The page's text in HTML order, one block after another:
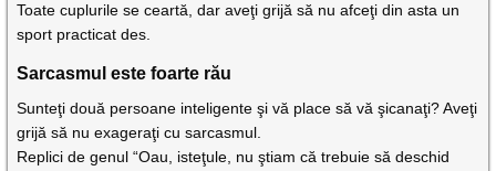
Toate cuplurile se ceartă, dar aveţi grijă să nu afceţi din asta un
sport practicat des.
Sarcasmul este foarte rău
Sunteţi două persoane inteligente şi vă place să vă şicanaţi? Aveţi
grijă să nu exageraţi cu sarcasmul.
Replici de genul “Oau, isteţule, nu ştiam că trebuie să deschid